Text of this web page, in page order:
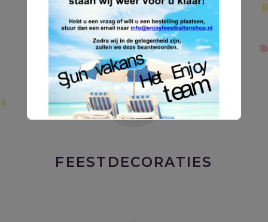
FEESTDECORATIES